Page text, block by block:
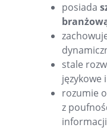
posiada
stale
językowe
rozumie
z
informacji